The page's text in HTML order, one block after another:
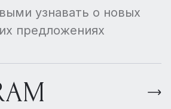
узнавать о новых
предложениях